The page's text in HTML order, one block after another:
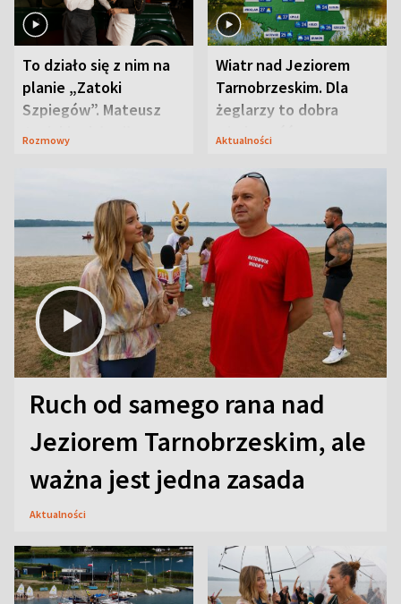
To działo się z nim na
planie „Zatoki
Szpiegów”. Mateusz
Janicki odsłonił
Rozmowy
Wiatr nad Jeziorem
Tarnobrzeskim. Dla
żeglarzy to dobra
wiadomość
Aktualności
Ruch od samego rana nad
Jeziorem Tarnobrzeskim, ale
ważna jest jedna zasada
Aktualności